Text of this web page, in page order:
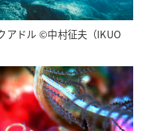
アドル ©中村征夫（IKUO